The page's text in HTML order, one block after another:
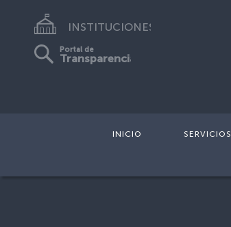
INSTITUCIONES
Portal de
Transparencia
INICIO SERVICIOS